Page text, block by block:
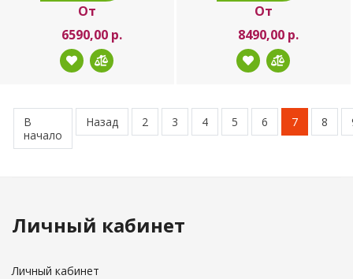
От
6590,00 р.
От
8490,00 р.
В
начало
Назад 2 3 4 5 6 7 8
Личный кабинет
Личный кабинет